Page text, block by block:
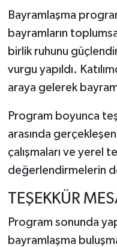
Bayramlaşma
bayramların
birlik ruhunu
vurgu yapıldı.
araya gelerek
Program boyunca
arasında
çalışmaları ve yerel
değerlendirmelerin
TEŞEKKÜR
Program sonunda
bayramlaşma